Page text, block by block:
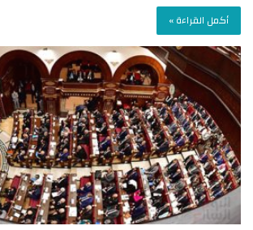
أكمل القراءة »